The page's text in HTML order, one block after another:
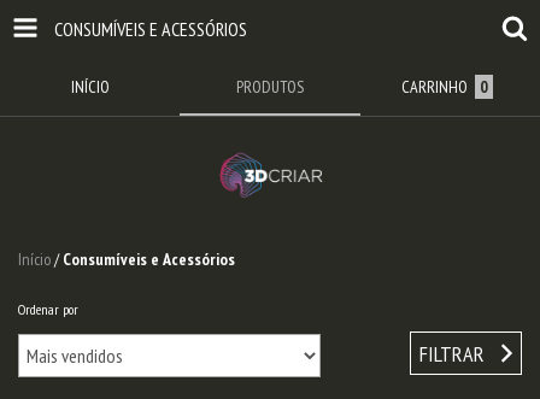
CONSUMÍVEIS E ACESSÓRIOS
INÍCIO PRODUTOS CARRINHO 0
Início/ Consumíveis e Acessórios
Ordenar por
FILTRAR